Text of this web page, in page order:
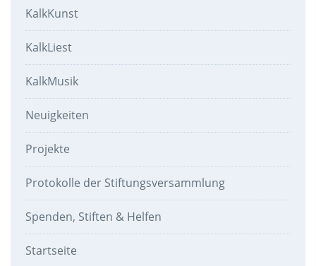
KalkKunst
KalkLiest
KalkMusik
Neuigkeiten
Projekte
Protokolle der Stiftungsversammlung
Spenden, Stiften & Helfen
Startseite